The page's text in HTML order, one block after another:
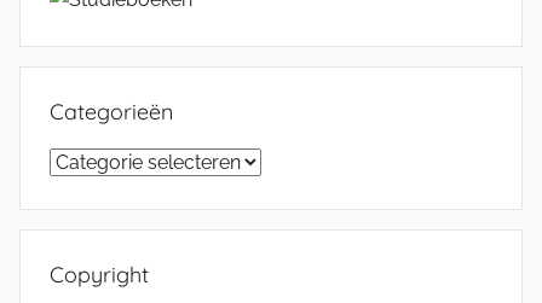
Categorieën
Categorieën
Copyright